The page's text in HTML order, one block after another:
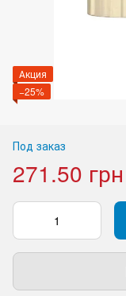
Акция
−25%
Под заказ
271.50 грн